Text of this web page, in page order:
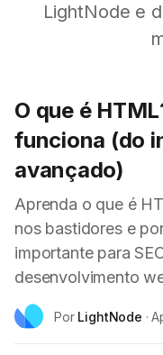
LightNode e
O que é
funciona (do
avançado)
Aprenda o que é
nos bastidores e
importante para
desenvolvimento
Por LightNode ·